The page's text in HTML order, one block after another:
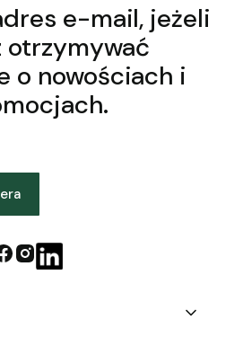
e-mail, jeżeli
otrzymywać
o nowościach i